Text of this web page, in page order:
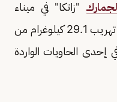
"زاتكا" في ميناء
الإسلامي من إحباط محاولة تهريب 29.1 كيلوغرام من
إحدى الحاويات الواردة